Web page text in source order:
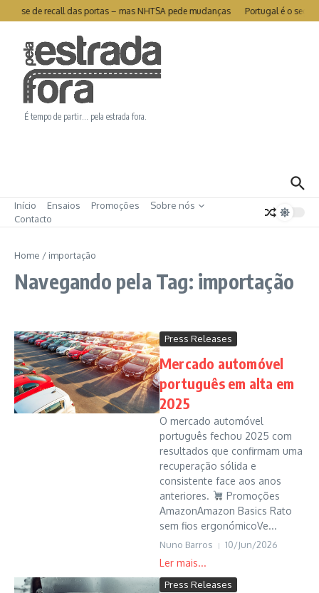
Ir para o conteúdo
se de recall das portas – mas NHTSA pede mudanças Portugal é o
É tempo de partir… pela estrada fora.
Início Ensaios Promoções
Sobre nós
Contacto
Home / importação
Navegando pela Tag: importação
Press Releases
Mercado automóvel
português em alta em
2025
O mercado automóvel
português fechou 2025 com
resultados que confirmam uma
recuperação sólida e
consistente face aos anos
anteriores.
Promoções
AmazonAmazon Basics Rato
sem fios ergonómicoVe...
Nuno Barros 10/Jun/2026
Press Releases